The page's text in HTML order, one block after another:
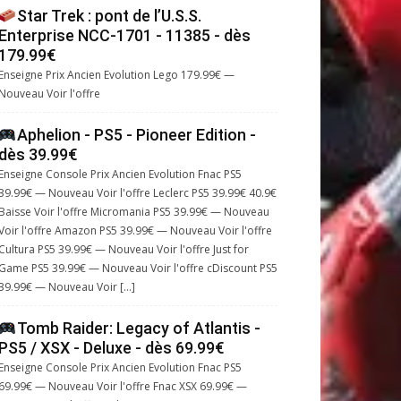
Star Trek : pont de l’U.S.S.
NCC-1701 - 11385 - dès
Prix Ancien Evolution Lego 179.99€ —
Voir l'offre
Aphelion - PS5 - Pioneer Edition -
39.99€
Console Prix Ancien Evolution Fnac PS5
— Nouveau Voir l'offre Leclerc PS5 39.99€ 40.9€
Voir l'offre Micromania PS5 39.99€ — Nouveau
l'offre Amazon PS5 39.99€ — Nouveau Voir l'offre
PS5 39.99€ — Nouveau Voir l'offre Just for
PS5 39.99€ — Nouveau Voir l'offre cDiscount PS5
— Nouveau Voir […]
Tomb Raider: Legacy of Atlantis -
/ XSX - Deluxe - dès 69.99€
Console Prix Ancien Evolution Fnac PS5
— Nouveau Voir l'offre Fnac XSX 69.99€ —